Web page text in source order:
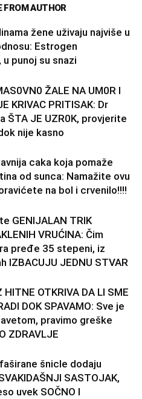
FROM AUTHOR
žene uživaju najviše u
Estrogen
punoj su snazi
ŽALE NA UM0R I
KRIVAC PRITISAK: Dr
ŠTA JE UZR0K, provjerite
nije kasno
caka koja pomaže
od sunca: Namažite ovu
na bol i crvenilo!!!!
GENIJALAN TRIK
VRUĆINA: Čim
pređe 35 stepeni, iz
IZBACUJU JEDNU STVAR
HITNE OTKRIVA DA LI SME
DOK SPAVAMO: Sve je
pravimo greške
ZDRAVLJE
šnicle dodaju
SASTOJAK,
uvek SOČNO I